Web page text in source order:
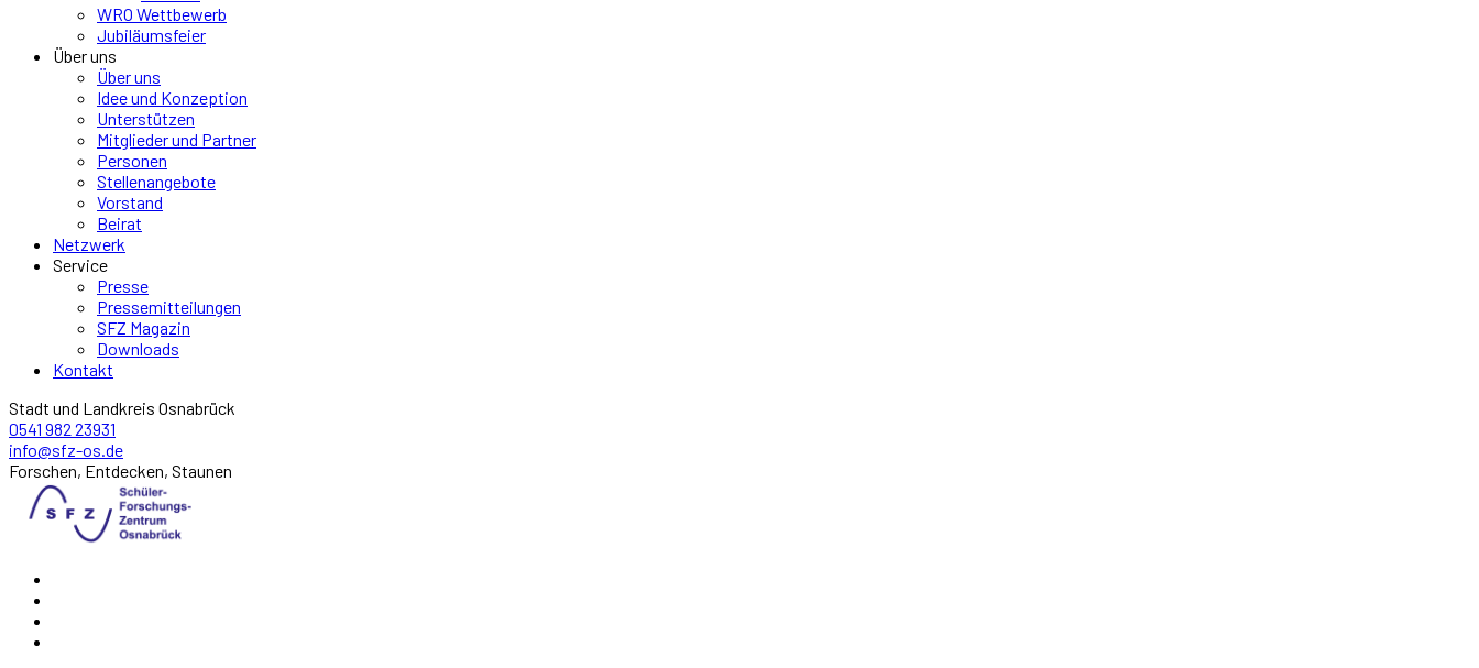
WRO Wettbewerb
Jubiläumsfeier
Über uns
Über uns
Idee und Konzeption
Unterstützen
Mitglieder und Partner
Personen
Stellenangebote
Vorstand
Beirat
Netzwerk
Service
Presse
Pressemitteilungen
SFZ Magazin
Downloads
Kontakt
Stadt und Landkreis Osnabrück
0541 982 23931
info@sfz-os.de
Forschen, Entdecken, Staunen